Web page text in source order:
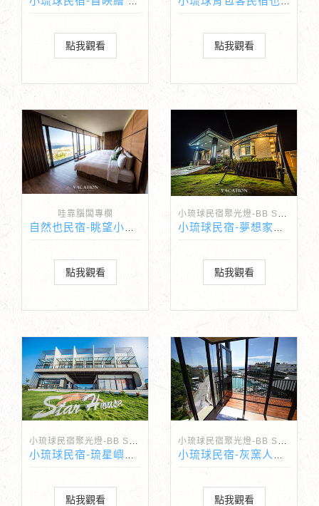
點我觀看 點我觀看
哇靠腦闆專欄
自然也民宿-眺望小琉球最強視野的頂級房型
點我觀看
小琉球民宿聚光燈-BB Spotlight
小琉球民宿-夢想家農莊式民宿
點我觀看
點我觀看 點我觀看